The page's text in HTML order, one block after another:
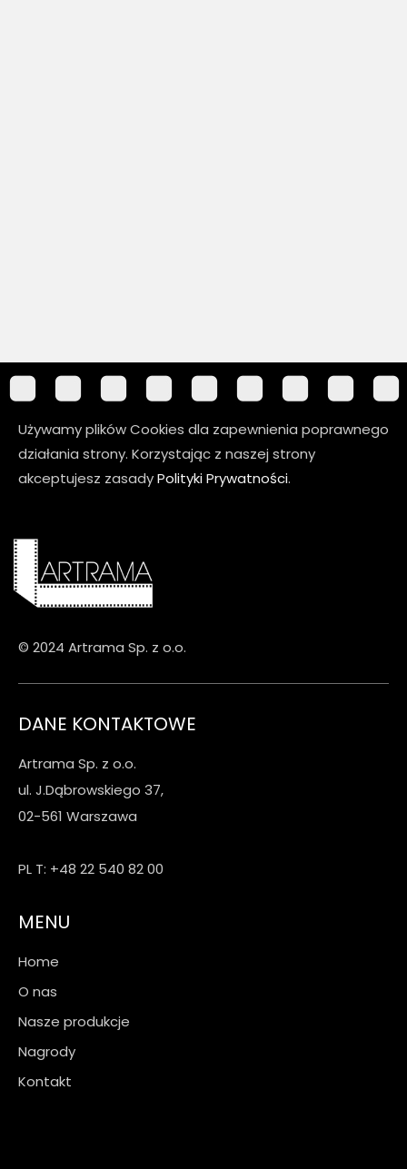
Używamy plików Cookies dla zapewnienia poprawnego
działania strony. Korzystając z naszej strony
akceptujesz zasadyPolityki Prywatności.
© 2024 Artrama Sp. z o.o.
DANE KONTAKTOWE
Artrama Sp. z o.o.
ul. J.Dąbrowskiego 37,
02-561 Warszawa
PL T: +48 22 540 82 00
MENU
Home
O nas
Nasze produkcje
Nagrody
Kontakt